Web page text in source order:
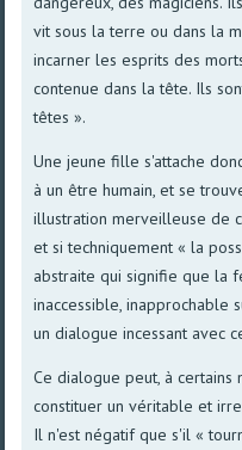
vit sous la terre ou dans la
incarner les esprits des
contenue dans la tête. Ils
têtes ».
Une jeune fille s'attache
à un être humain, et se
illustration merveilleuse de
et si techniquement « la
abstraite qui signifie que la
inaccessible, inapprochable
un dialogue incessant avec
Ce dialogue peut, à
constituer un véritable et
Il n'est négatif que s'il «